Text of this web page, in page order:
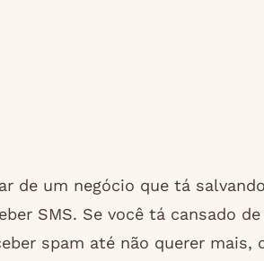
de um negócio que tá
SMS. Se você tá cansado
spam até não querer